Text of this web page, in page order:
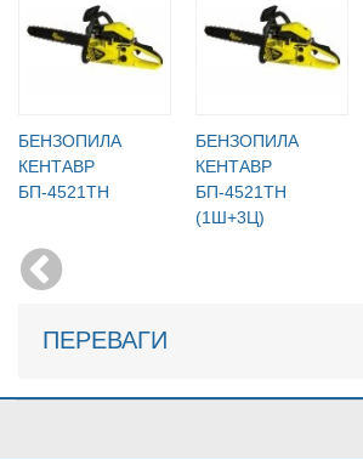
БЕНЗОПИЛА
КЕНТАВР
БП-4521ТН
БЕНЗОПИЛА
КЕНТАВР
БП-4521ТН
(1Ш+3Ц)
ПЕРЕВАГИ